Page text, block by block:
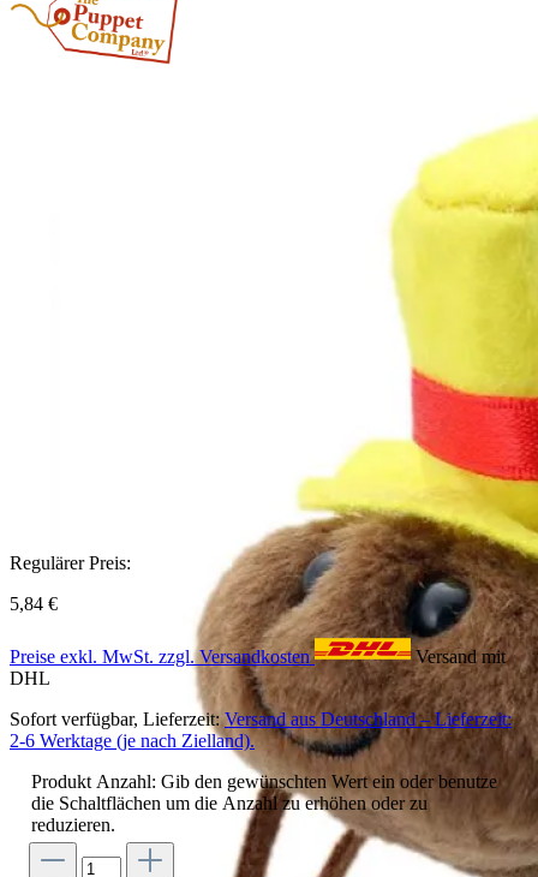
Regulärer Preis:
5,84 €
Preise exkl. MwSt. zzgl. Versandkosten
Versand mit
DHL
Sofort verfügbar, Lieferzeit:Versand aus Deutschland – Lieferzeit:
2-6 Werktage (je nach Zielland).
Produkt Anzahl: Gib den gewünschten Wert ein oder benutze
die Schaltflächen um die Anzahl zu erhöhen oder zu
reduzieren.